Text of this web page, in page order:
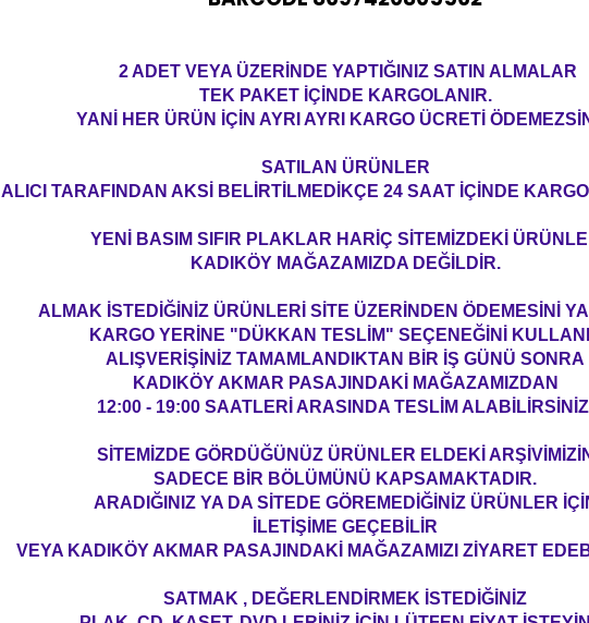
2 ADET VEYA ÜZERİNDE YAPTIĞINIZ SATIN ALMALAR
TEK PAKET İÇİNDE KARGOLANIR.
YANİ HER ÜRÜN İÇİN AYRI AYRI KARGO ÜCRETİ
SATILAN ÜRÜNLER
ALICI TARAFINDAN AKSİ BELİRTİLMEDİKÇE 24 SAAT İÇİNDE
YENİ BASIM SIFIR PLAKLAR HARİÇ SİTEMİZDEKİ
KADIKÖY MAĞAZAMIZDA DEĞİLDİR.
ALMAK İSTEDİĞİNİZ ÜRÜNLERİ SİTE ÜZERİNDEN ÖDEMESİNİ
KARGO YERİNE "DÜKKAN TESLİM" SEÇENEĞİNİ
ALIŞVERİŞİNİZ TAMAMLANDIKTAN BİR İŞ GÜNÜ SONRA
KADIKÖY AKMAR PASAJINDAKİ MAĞAZAMIZDAN
12:00 - 19:00 SAATLERİ ARASINDA TESLİM
SİTEMİZDE GÖRDÜĞÜNÜZ ÜRÜNLER ELDEKİ
SADECE BİR BÖLÜMÜNÜ KAPSAMAKTADIR.
ARADIĞINIZ YA DA SİTEDE GÖREMEDİĞİNİZ ÜRÜNLER
İLETİŞİME GEÇEBİLİR
VEYA KADIKÖY AKMAR PASAJINDAKİ MAĞAZAMIZI ZİYARET
SATMAK , DEĞERLENDİRMEK İSTEDİĞİNİZ